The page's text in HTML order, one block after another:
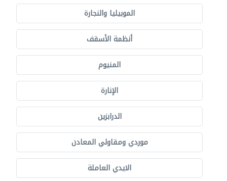
الموبيليا والنجارة
أنظمة الأسقف
المنيوم
الإنارة
الدرابزين
موردي ومقاولي المعادن
الايدي العاملة